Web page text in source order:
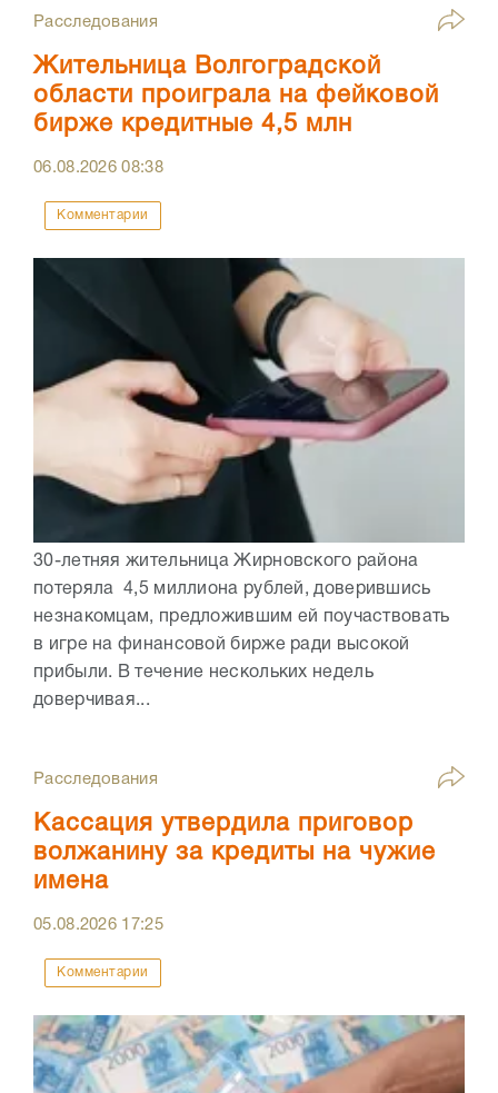
Расследования
Жительница Волгоградской
области проиграла на фейковой
бирже кредитные 4,5 млн
06.08.202608:38
Комментарии
30-летняя жительница Жирновского района
потеряла 4,5 миллиона рублей, доверившись
незнакомцам, предложившим ей поучаствовать
в игре на финансовой бирже ради высокой
прибыли. В течение нескольких недель
доверчивая...
Расследования
Кассация утвердила приговор
волжанину за кредиты на чужие
имена
05.08.2026 17:25
Комментарии